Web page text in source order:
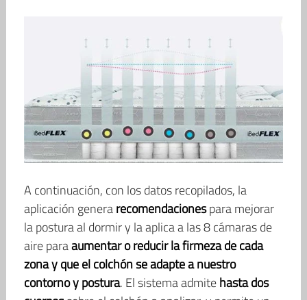
A continuación, con los datos recopilados, la
aplicación generarecomendacionespara mejorar
la postura al dormir y la aplica a las 8 cámaras de
aire paraaumentar o reducir la firmeza de cada
zona y que el colchón se adapte a nuestro
contorno y postura. El sistema admitehasta dos